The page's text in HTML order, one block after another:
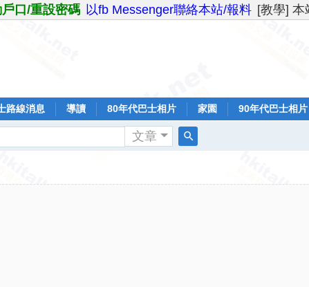
口/重設密碼 以fb Messenger聯絡本站/報料 [教學]
路線消息 導讀 80年代巴士相片 家園 90年代巴士相片
文章